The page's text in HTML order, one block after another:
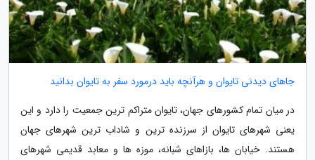
جاهای دیدنی تایوان و هرآنچه باید درمورد سفر به تایوان بدانید
در میان تمام کشورهای جهان، تایوان متراکم ترین جمعیت را دارد و این
یعنی شهرهای تایوان از سرزنده ترین و شاداب ترین شهرهای جهان
هستند. خیابان ها، بازاهای شبانه، موزه ها و معابد قدیمی شهرهای